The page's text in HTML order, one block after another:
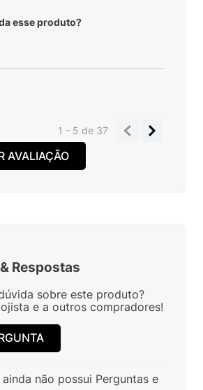
esse produto?
1 - 5de 37
AVALIAÇÃO
& Respostas
sobre este produto?
e a outros compradores!
não possui Perguntas e